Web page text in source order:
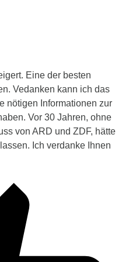
Eine der besten
Vedanken kann ich das
nötigen Informationen zur
Vor 30 Jahren, ohne
von ARD und ZDF, hätte
Ich verdanke Ihnen